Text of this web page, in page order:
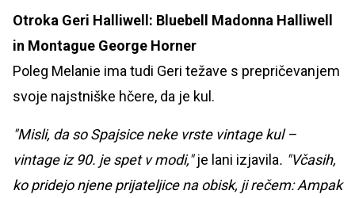
Otroka Geri Halliwell: Bluebell Madonna Halliwell
in Montague George Horner
Poleg Melanie ima tudi Geri težave s prepričevanjem
svoje najstniške hčere, da je kul.
"Misli, da so Spajsice neke vrste vintage kul –
vintage iz 90. je spet v modi,"je lani izjavila. "Včasih,
ko pridejo njene prijateljice na obisk, ji rečem: Ampak